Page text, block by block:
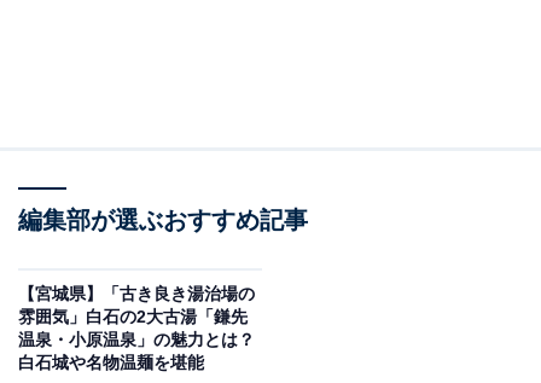
作並温泉（写真はイメージです）
親しまれる作並温泉は、グルメ体験の宝庫でもありま
す。
編集部が選ぶおすすめ記事
【宮城県】「古き良き湯治場の
雰囲気」白石の2大古湯「鎌先
温泉・小原温泉」の魅力とは？
白石城や名物温麺を堪能